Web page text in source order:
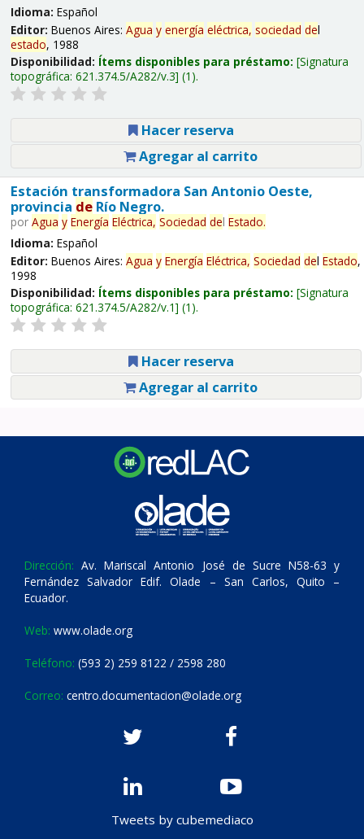
Idioma: Español
Editor: Buenos Aires: Agua y energía eléctrica, sociedad del
estado, 1988
Disponibilidad: Ítems disponibles para préstamo: Signatura
topográfica: 621.374.5/A282/v.3 (1).
Hacer reserva
Agregar al carrito
Estación transformadora San Antonio Oeste,
provincia deRío Negro.
por Agua y Energía Eléctrica, Sociedad del Estado.
Idioma: Español
Editor: Buenos Aires: Agua y Energía Eléctrica, Sociedad del Estado,
1998
Disponibilidad: Ítems disponibles para préstamo: Signatura
topográfica: 621.374.5/A282/v.1 (1).
Hacer reserva
Agregar al carrito
Dirección: Av. Mariscal Antonio José de Sucre N58-63 y
Fernández Salvador Edif. Olade – San Carlos, Quito –
Ecuador.
Web: www.olade.org
Teléfono: (593 2) 259 8122 / 2598 280
Correo: centro.documentacion@olade.org
Tweets by cubemediaco